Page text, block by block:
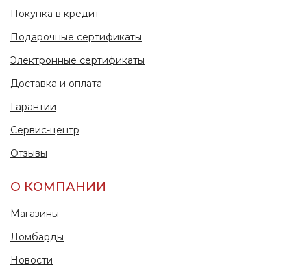
Покупка в кредит
Подарочные сертификаты
Электронные сертификаты
Доставка и оплата
Гарантии
Сервис-центр
Отзывы
О КОМПАНИИ
Магазины
Ломбарды
Новости